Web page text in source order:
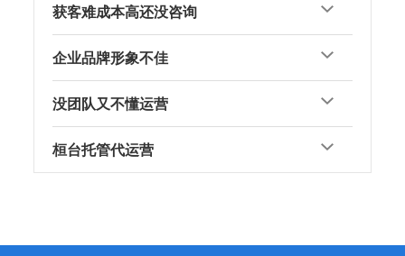
获客难成本高还没咨询
企业品牌形象不佳
没团队又不懂运营
桓台托管代运营